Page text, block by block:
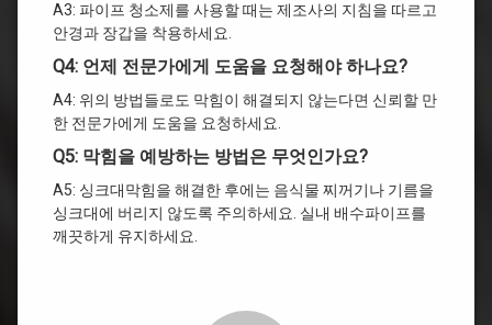
A3: 파이프 청소제를 사용할 때는 제조사의 지침을 따르고
안경과 장갑을 착용하세요.
Q4: 언제 전문가에게 도움을 요청해야 하나요?
A4: 위의 방법들로도 막힘이 해결되지 않는다면 신뢰할 만
한 전문가에게 도움을 요청하세요.
Q5: 막힘을 예방하는 방법은 무엇인가요?
A5: 싱크대막힘을 해결한 후에는 음식물 찌꺼기나 기름을
싱크대에 버리지 않도록 주의하세요. 실내 배수파이프를
깨끗하게 유지하세요.